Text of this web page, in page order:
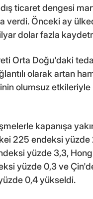
ticaret dengesi
verdi. Önceki ay
dolar fazla
Orta Doğu'daki
olarak artan
olumsuz etkileriyle
kapanışa
225 endeksi yüzde
yüzde 3,3,
yüzde 0,3 ve
0,4 yükseldi.